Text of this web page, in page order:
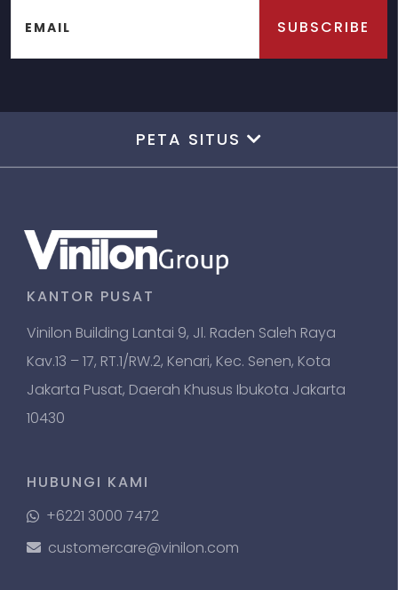
EMAIL SUBSCRIBE
PETA SITUS
KANTOR PUSAT
Vinilon Building Lantai 9, Jl. Raden Saleh Raya
Kav.13 – 17, RT.1/RW.2, Kenari, Kec. Senen, Kota
Jakarta Pusat, Daerah Khusus Ibukota Jakarta
10430
HUBUNGI KAMI
+6221 3000 7472
customercare@vinilon.com